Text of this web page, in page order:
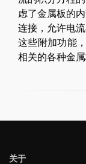
虑了金属板的
连接，允许电
这些附加功能
相关的各种金
关于